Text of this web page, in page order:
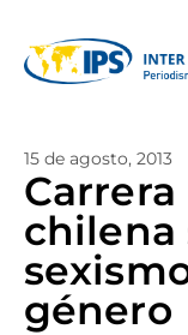
15 de agosto, 2013
chilena
género